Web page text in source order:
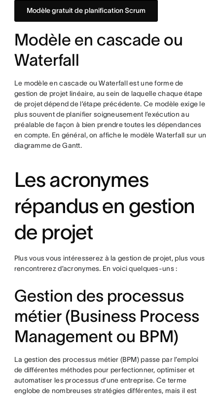
Modèle gratuit de planification Scrum
Modèle en cascade ou
Waterfall
Le modèle en cascade ou Waterfall est une forme de
gestion de projet linéaire, au sein de laquelle chaque étape
de projet dépend de l’étape précédente. Ce modèle exige le
plus souvent de planifier soigneusement l’exécution au
préalable de façon à bien prendre toutes les dépendances
en compte. En général, on affiche le modèle Waterfall sur un
diagramme de Gantt.
Les acronymes
répandus en gestion
de projet
Plus vous vous intéresserez à la gestion de projet, plus vous
rencontrerez d’acronymes. En voici quelques-uns :
Gestion des processus
métier (Business Process
Management ou BPM)
La gestion des processus métier (BPM) passe par l’emploi
de différentes méthodes pour perfectionner, optimiser et
automatiser les processus d’une entreprise. Ce terme
englobe de nombreuses stratégies différentes, mais il est